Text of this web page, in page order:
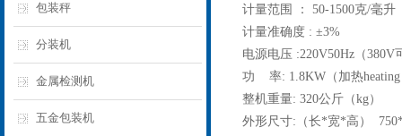
包装秤
分装机
金属检测机
五金包装机
计量范围 ： 50-1500克/毫
计量准确度 : ±3%
电源电压 :220V50Hz（
功 率: 1.8KW（加热
整机重量: 320公斤（kg）
外形尺寸:（长*宽*高）